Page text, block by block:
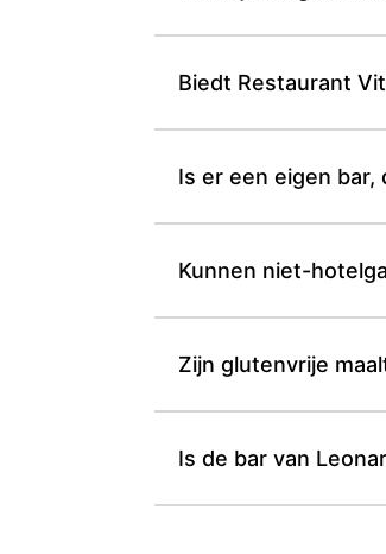
Biedt Restaurant
Is er een eigen bar,
Kunnen niet-
Zijn glutenvrije
Is de bar van